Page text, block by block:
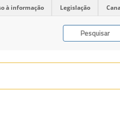
à informação Legislação